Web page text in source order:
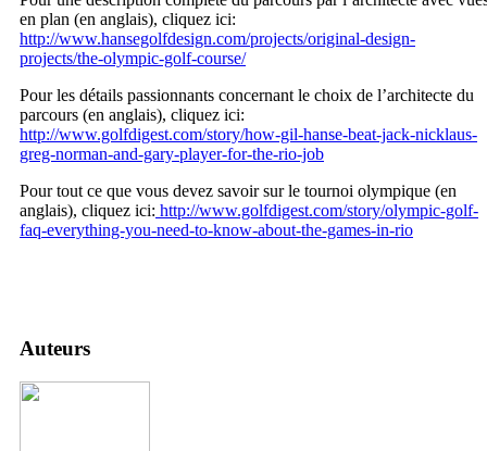
en plan (en anglais), cliquez ici:
http://www.hansegolfdesign.com/projects/original-design-
projects/the-olympic-golf-course/
Pour les détails passionnants concernant le choix de l’architecte du
parcours (en anglais), cliquez ici:
http://www.golfdigest.com/story/how-gil-hanse-beat-jack-nicklaus-
greg-norman-and-gary-player-for-the-rio-job
Pour tout ce que vous devez savoir sur le tournoi olympique (en
anglais), cliquez ici: http://www.golfdigest.com/story/olympic-golf-
faq-everything-you-need-to-know-about-the-games-in-rio
Auteurs